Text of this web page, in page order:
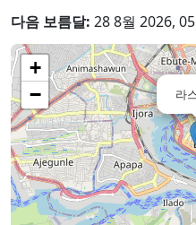
다음 보름달: 28 8월 2026,
라
+
−